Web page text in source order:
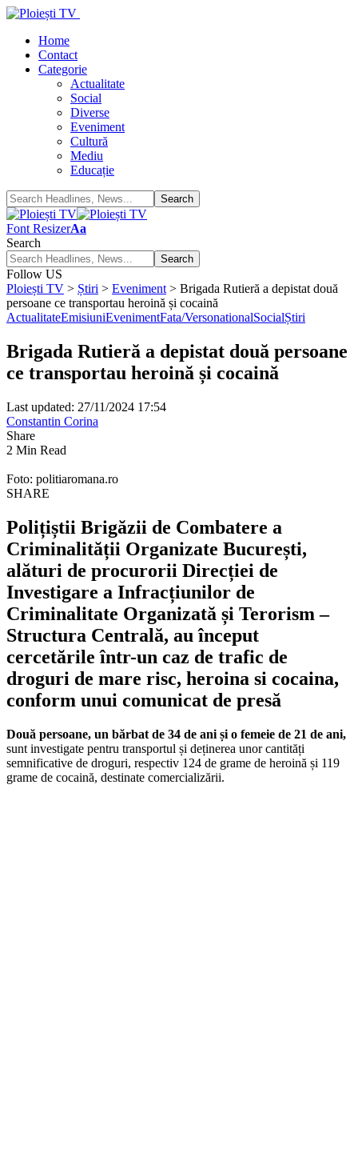
Home
Contact
Categorie
Actualitate
Social
Diverse
Eveniment
Cultură
Mediu
Educație
Font ResizerAa
Search
Follow US
Ploiești TV > Știri > Eveniment > Brigada Rutieră a depistat două
persoane ce transportau heroină și cocaină
ActualitateEmisiuniEvenimentFata/VersonationalSocialȘtiri
Brigada Rutieră a depistat două persoane
ce transportau heroină și cocaină
Last updated: 27/11/2024 17:54
Constantin Corina
Share
2 Min Read
Foto: politiaromana.ro
SHARE
Polițiștii Brigăzii de Combatere a
Criminalității Organizate București,
alături de procurorii Direcției de
Investigare a Infracțiunilor de
Criminalitate Organizată și Terorism –
Structura Centrală, au început
cercetările într-un caz de trafic de
droguri de mare risc, heroina si cocaina,
conform unui comunicat de presă
Două persoane, un bărbat de 34 de ani și o femeie de 21 de ani,
sunt investigate pentru transportul și deținerea unor cantități
semnificative de droguri, respectiv 124 de grame de heroină și 119
grame de cocaină, destinate comercializării.